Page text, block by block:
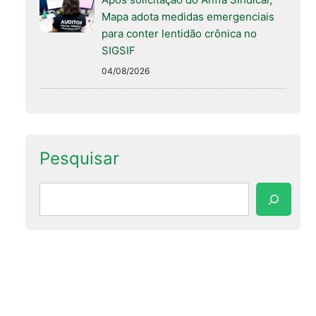
Mapa adota medidas emergenciais
para conter lentidão crônica no
SIGSIF
04/08/2026
Pesquisar